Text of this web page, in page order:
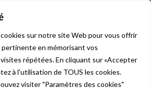
sur notre site Web pour vous offrir
pertinente en mémorisant vos
répétées. En cliquant sur «Accepter
à l'utilisation de TOUS les cookies.
visiter "Paramètres des cookies"